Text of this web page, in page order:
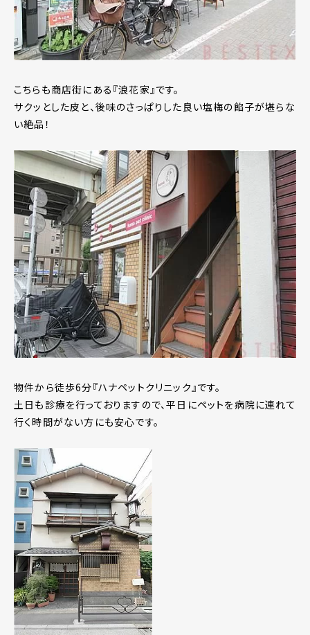
こちらも商店街にある『浪花家』です。
サクッとした皮と、後味のさっぱりした良い塩梅の餡子が堪らな
い絶品！
物件から徒歩6分『ハナペットクリニック』です。
土日も診療を行っておりますので、平日にペットを病院に連れて
行く時間がない方にも安心です。